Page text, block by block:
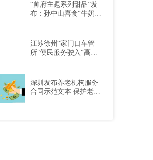
“帅府主题系列甜品”发
布：孙中山喜食“牛奶煮
江苏徐州“家门口车管
所”便民服务驶入“高速
深圳发布养老机构服务
合同示范文本 保护老年